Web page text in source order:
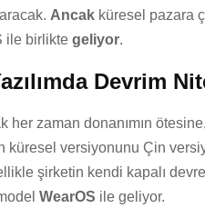
Ancak küresel pazara
ile birlikte geliyor.
Devrim
zaman donanımın
küresel versiyonunu Çin
şirketin kendi kapalı
WearOS ile geliyor.